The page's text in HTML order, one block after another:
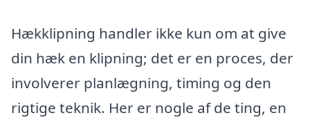
Hækklipning handler ikke kun om at give
din hæk en klipning; det er en proces, der
involverer planlægning, timing og den
rigtige teknik. Her er nogle af de ting, en